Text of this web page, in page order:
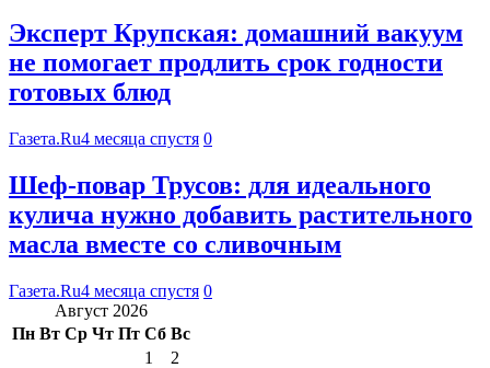
Эксперт Крупская: домашний вакуум
не помогает продлить срок годности
готовых блюд
Газета.Ru4 месяца спустя 0
Шеф-повар Трусов: для идеального
кулича нужно добавить растительного
масла вместе со сливочным
Газета.Ru4 месяца спустя 0
Август 2026
Пн Вт Ср Чт Пт Сб Вс
1
2